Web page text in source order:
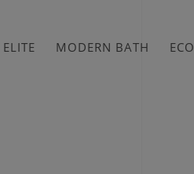
ELITE MODERN BATH